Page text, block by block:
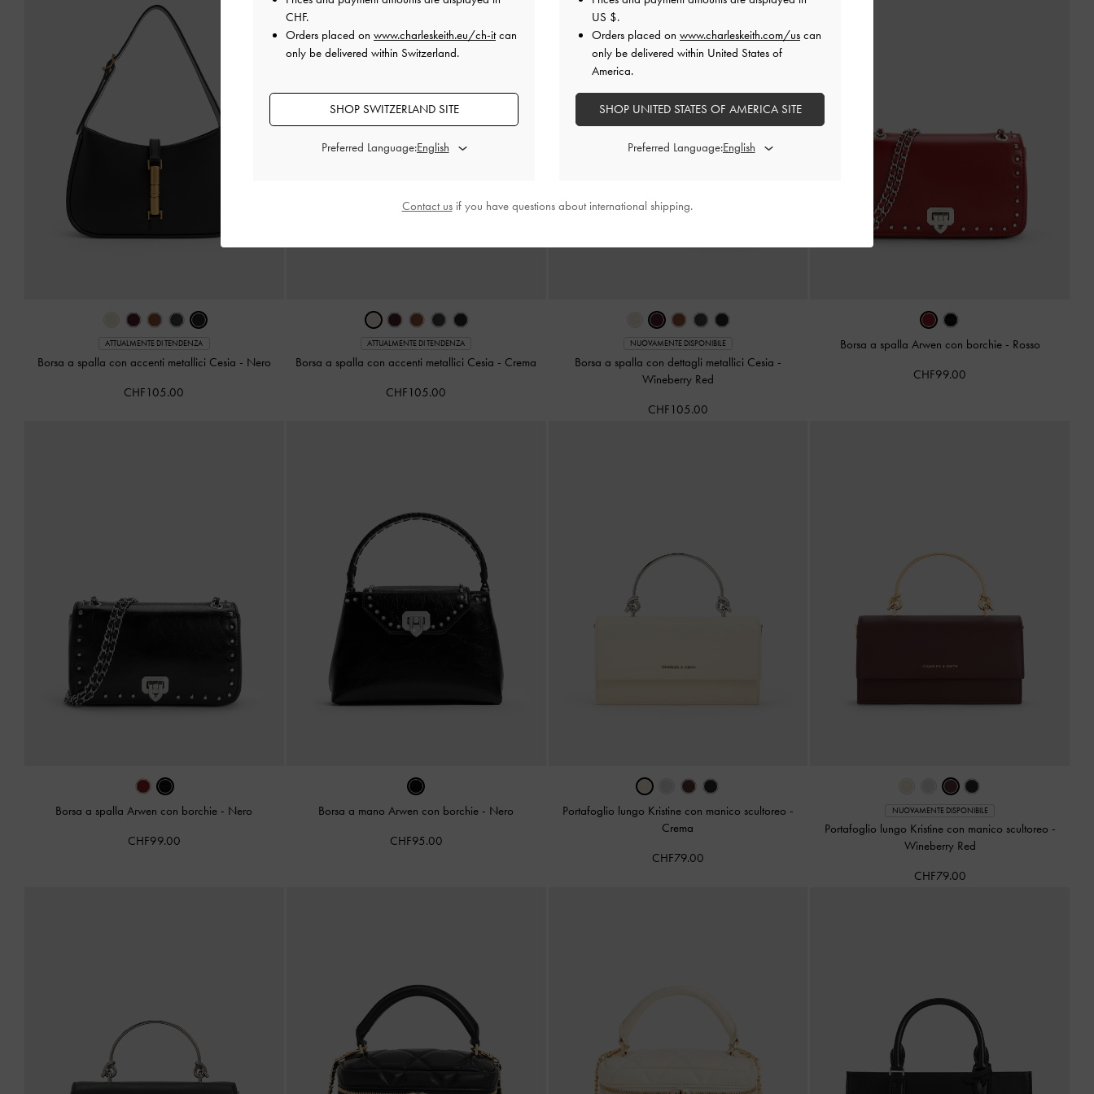
ATTUALMENTE DI TENDENZA
Borsa a spalla con accenti metallici Cesia - Nero
CHF105.00
ATTUALMENTE DI TENDENZA
Borsa a spalla con accenti metallici Cesia - Crema
CHF105.00
NUOVAMENTE DISPONIBILE
Borsa a spalla con dettagli metallici Cesia -
Wineberry Red
CHF105.00
Borsa a spalla Arwen con borchie - Rosso
CHF99.00
Borsa a spalla Arwen con borchie - Nero
CHF99.00
Borsa a mano Arwen con borchie - Nero
CHF95.00
Portafoglio lungo Kristine con manico scultoreo -
Crema
CHF79.00
NUOVAMENTE DISPONIBILE
Portafoglio lungo Kristine con manico scultoreo -
Wineberry Red
CHF79.00
CHF.
Orders placed on www.charleskeith.eu/ch-itcan
only be delivered within Switzerland.
SHOP SWITZERLAND SITE
Preferred Language:
US $.
Orders placed on www.charleskeith.com/us can
only be delivered within United States of
America.
SHOP UNITED STATES OF AMERICA SITE
Preferred Language:
Contact usif you have questions about international shipping.